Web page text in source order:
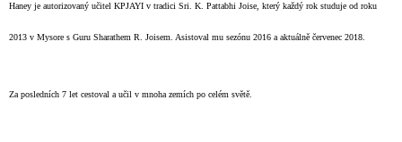
Haney je autorizovaný učitel KPJAYI v tradici Sri. K. Pattabhi Joise, který každý rok studuje od roku
2013 v Mysore s Guru Sharathem R. Joisem. Asistoval mu sezónu 2016 a aktuálně červenec 2018.
Za posledních 7 let cestoval a učil v mnoha zemích po celém světě.